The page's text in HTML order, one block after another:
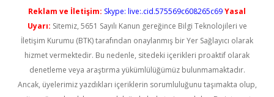
Reklam ve İletişim: Skype: live:.cid.575569c608265c69Yasal
Uyarı: Sitemiz, 5651 Sayılı Kanun gereğince Bilgi Teknolojileri ve
İletişim Kurumu (BTK) tarafından onaylanmış bir Yer Sağlayıcı olarak
hizmet vermektedir. Bu nedenle, sitedeki içerikleri proaktif olarak
denetleme veya araştırma yükümlülüğümüz bulunmamaktadır.
Ancak, üyelerimiz yazdıkları içeriklerin sorumluluğunu taşımakta olup,